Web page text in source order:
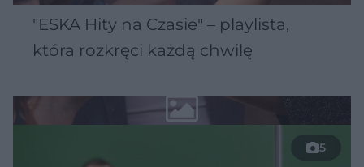
"ESKA Hity na Czasie" – playlista,
która rozkręci każdą chwilę
5